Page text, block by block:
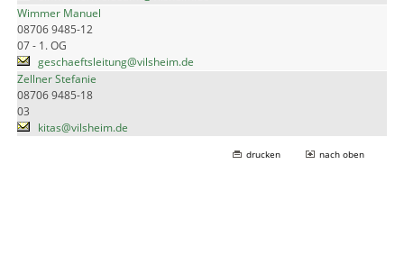
Wimmer Manuel
08706 9485-12
07 - 1. OG
geschaeftsleitung@vilsheim.de
Zellner Stefanie
08706 9485-18
03
kitas@vilsheim.de
drucken nach oben